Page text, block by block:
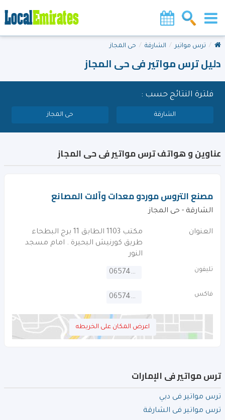
ترس مواتير الشارقة حى المجاز
دليل ترس مواتير فى حى المجاز
فلترة النتائج حسب :
الشارقة حى المجاز
عناوين و هواتف ترس مواتير فى حى المجاز
مصنع التروس موردو معدات وآلات المصانع
الشارقة - حى المجاز
العنوان
مكتب 1103 الطابق 11 برج البطحاء
طريق كورنيش البحيرة . امام مسجد
النور
تليفون 065742752
فاكس 065742751
اعرض المكان على الخريطه
ترس مواتير فى الإمارات
ترس مواتير فى دبي
ترس مواتير فى الشارقة